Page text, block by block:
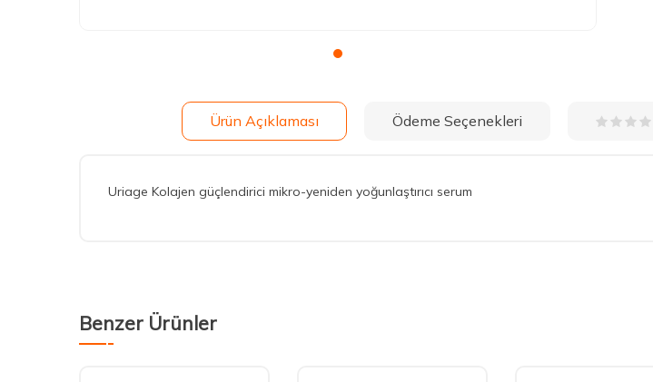
Ürün Açıklaması Ödeme Seçenekleri
Uriage Kolajen güçlendirici mikro-yeniden yoğunlaştırıcı serum
Benzer Ürünler